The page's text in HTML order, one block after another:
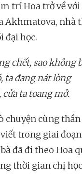
trí Hoa trở về
Akhmatova, nhà
đại học.
chết, sao không
ta đang nát lòng
cửa ta toang mở.
chuyện cùng
trong giai
đã đi theo Hoa
thời gian chị